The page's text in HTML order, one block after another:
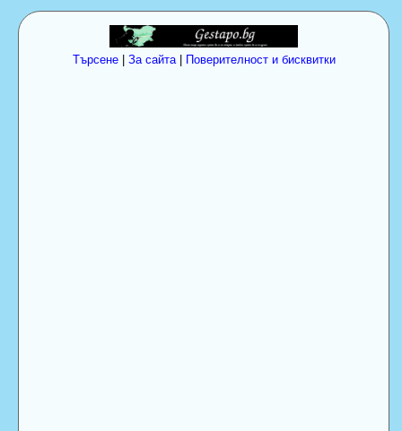
Търсене| За сайта| Поверителност и бисквитки